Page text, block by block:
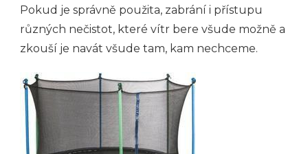
Pokud je správně použita, zabrání i přístupu
různých nečistot, které vítr bere všude možně a
zkouší je navát všude tam, kam nechceme.